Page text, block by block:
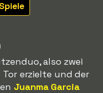
also zwei
Tor erzielte und der
Juanma Garcia